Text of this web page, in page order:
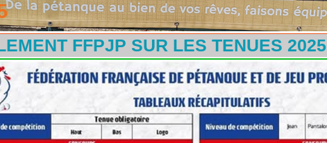
FFPJP SUR LES TENUES 2025